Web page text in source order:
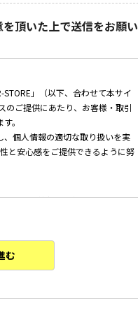
頂いた上で送信をお願
」（以下、合わせて本サイ
のご提供にあたり、お客様・取引
。
個人情報の適切な取り扱いを実
と安心感をご提供できるように努
に個人情報を取得いたします。
り依頼他、お客様からのご連絡の
む